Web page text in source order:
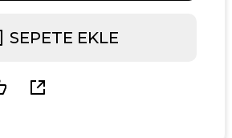
SEPETE EKLE